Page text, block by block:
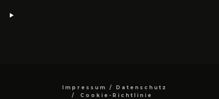
Impressum / Datenschutz
Cookie-Richtlinie